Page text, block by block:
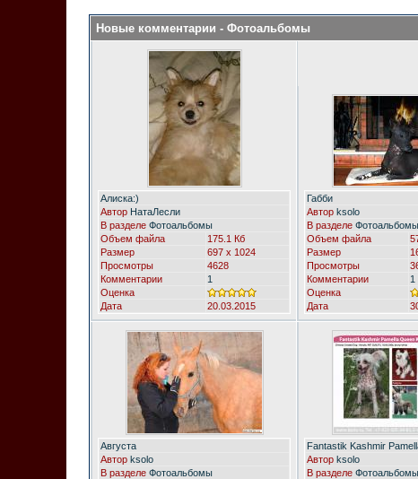
Новые комментарии - Фотоальбомы
Алиска:)
Автор НатаЛесли
В разделе Фотоальбомы
Объем файла
175.1 Кб
Размер
697 x 1024
Просмотры
4628
Комментарии
1
Оценка
Дата
20.03.2015
Габби
Автор ksolo
В разделе Фотоальбомы
Объем файла
Размер
Просмотры
Комментарии
1
Оценка
Дата
Августа
Автор ksolo
В разделе Фотоальбомы
Fantastik Kashmir
Автор ksolo
В разделе Фотоальбомы